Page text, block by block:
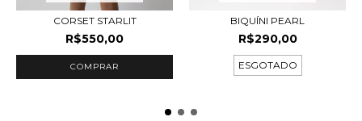
CORSET STARLIT
R$550,00
COMPRAR
BIQUÍNI PEARL
R$290,00
ESGOTADO